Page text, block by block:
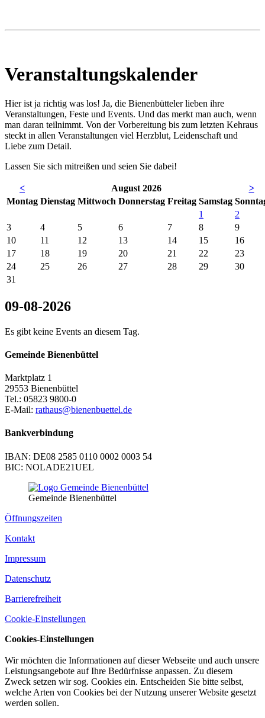
Veranstaltungskalender
Hier ist ja richtig was los! Ja, die Bienenbütteler lieben ihre
Veranstaltungen, Feste und Events. Und das merkt man auch, wenn
man daran teilnimmt. Von der Vorbereitung bis zum letzten Kehraus
steckt in allen Veranstaltungen viel Herzblut, Leidenschaft und
Liebe zum Detail.
Lassen Sie sich mitreißen und seien Sie dabei!
< August 2026
>
Montag Dienstag Mittwoch Donnerstag Freitag Samstag So
1
2
3
4 5 6 7 8
9
10
11 12 13 14 15
16
17
18 19 20 21 22
23
24
25 26 27 28 29
30
31
09-08-2026
Es gibt keine Events an diesem Tag.
Gemeinde Bienenbüttel
Marktplatz 1
29553 Bienenbüttel
Tel.: 05823 9800-0
E-Mail: rathaus@bienenbuettel.de
Bankverbindung
IBAN: DE08 2585 0110 0002 0003 54
BIC: NOLADE21UEL
Gemeinde Bienenbüttel
Öffnungszeiten
Kontakt
Impressum
Datenschutz
Barrierefreiheit
Cookie-Einstellungen
Cookies-Einstellungen
Wir möchten die Informationen auf dieser Webseite und auch unsere
Leistungsangebote auf Ihre Bedürfnisse anpassen. Zu diesem
Zweck setzen wir sog. Cookies ein. Entscheiden Sie bitte selbst,
welche Arten von Cookies bei der Nutzung unserer Website gesetzt
werden sollen.